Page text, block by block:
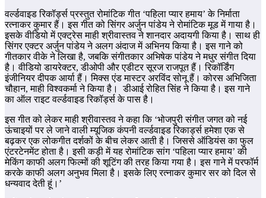
वर्ल्डवाइड रिकॉर्ड्स प्रस्तुत रोमांटिक गीत ‘पहिला प्यार हमाय’ के निर्माता
रत्नाकर कुमार हैं। इस गीत को सिंगर अर्जुन पांडेय ने रोमांटिक मूड में गाया है।
इसके वीडियो में एक्ट्रेस माही श्रीवास्तव ने शानदार अदायगी किया है। साथ ही
सिंगर एक्टर अर्जुन पांडेय ने अलग अंदाज में अभिनय किया है। इस गाने को
गीतकार वीके ने लिखा है, जबकि संगीतकार अभिषेक पांडेय ने मधुर संगीत दिया
है। वीडियो डायरेक्टर, डीओपी और एडीटर सूरज राजपूत हैं। रिकॉर्डिंग
इंजीनियर दीपक आर्या हैं। मिक्स एंड मास्टर अरविंद सोनू हैं। कोरस अभिजिता
चौहान, माही विश्वकर्मा ने किया है। डीआई रोहित सिंह ने किया है। इस गाने
का ऑल राइट वर्ल्डवाइड रिकॉर्ड्स के पास है।
इस गीत को लेकर माही श्रीवास्तव ने कहा कि ‘भोजपुरी संगीत जगत को नई
ऊंचाइयों पर ले जाने वाली म्यूजिक कंपनी वर्ल्डवाइड रिकार्ड्स हमेशा एक से
बढ़कर एक लोकगीत दर्शकों के बीच लेकर आती है। जिससे ऑडियंस का फुल
एंटरटेनमेंट होता है। इसी कड़ी में यह रोमांटिक सांग ‘पहिला प्यार हमाय’ की
मेकिंग काफी अलग फिल्मों की शूटिंग की तरह किया गया है। इस गाने में परफॉर्म
करके काफी अलग अनुभव मिला है। इसके लिए रत्नाकर कुमार सर को दिल से
धन्यवाद देती हूं।’